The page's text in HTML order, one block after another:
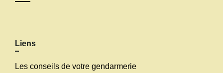
Liens
Les conseils de votre gendarmerie